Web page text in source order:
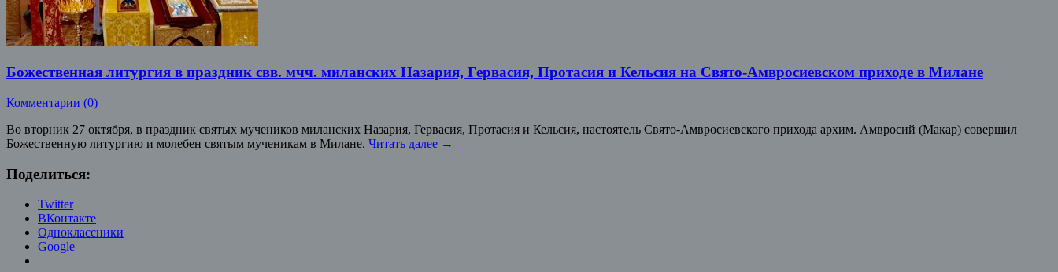
Божественная литургия в праздник свв. мчч. миланских Назария, Гервасия, Протасия и Кельсия на Свято-Амвросиевском приходе в Милане
Комментарии (0)
Во вторник 27 октября, в праздник святых мучеников миланских Назария, Гервасия, Протасия и Кельсия, настоятель Свято-Амвросиевского прихода архим. Амвросий (Макар) совершил
Божественную литургию и молебен святым мученикам в Милане. Читать далее →
Поделиться:
Twitter
ВКонтакте
Одноклассники
Google